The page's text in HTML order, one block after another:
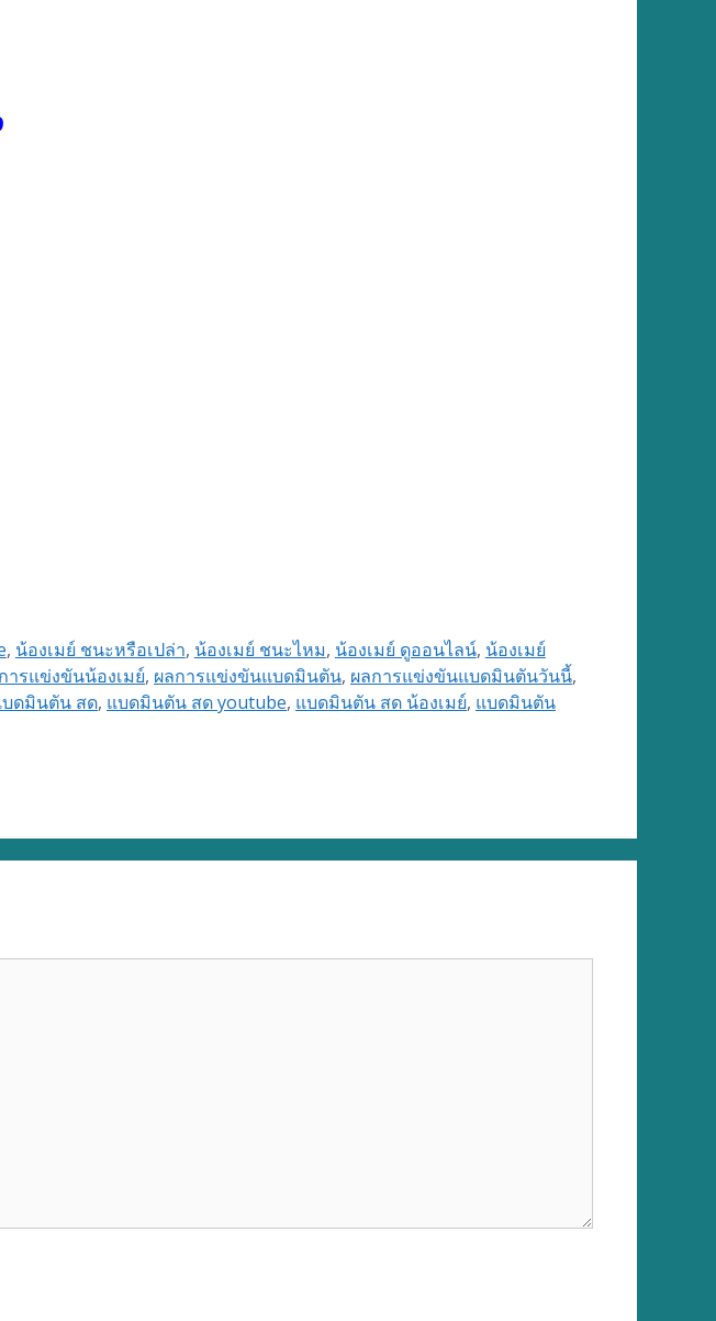
, น้องเมย์ ชนะหรือเปล่า, น้องเมย์ ชนะไหม, น้องเมย์ ดูออนไลน์, น้องเมย์
ารแข่งขันน้องเมย์, ผลการแข่งขันแบดมินตัน, ผลการแข่งขันแบดมินตันวันนี้,
ดมินตัน สด, แบดมินตัน สด youtube, แบดมินตัน สด น้องเมย์, แบดมินตัน